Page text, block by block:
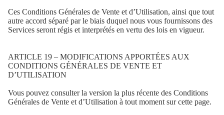
Ces Conditions Générales de Vente et d’Utilisation, ainsi que tout
autre accord séparé par le biais duquel nous vous fournissons des
Services seront régis et interprétés en vertu des lois en vigueur.
ARTICLE 19 – MODIFICATIONS APPORTÉES AUX
CONDITIONS GÉNÉRALES DE VENTE ET
D’UTILISATION
Vous pouvez consulter la version la plus récente des Conditions
Générales de Vente et d’Utilisation à tout moment sur cette page.